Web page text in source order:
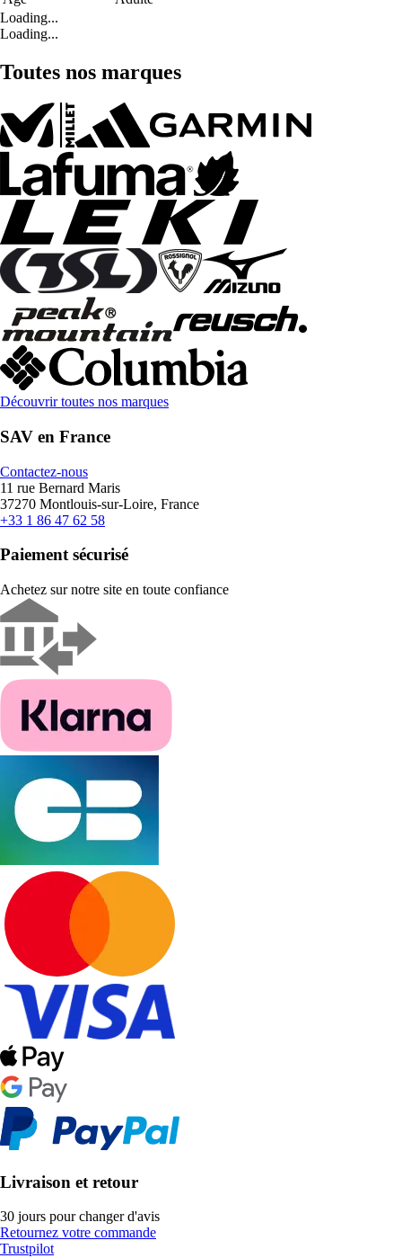
Loading...
Loading...
Toutes nos marques
Découvrir toutes nos marques
SAV en France
Contactez-nous
11 rue Bernard Maris
37270 Montlouis-sur-Loire, France
+33 1 86 47 62 58
Paiement sécurisé
Achetez sur notre site en toute confiance
Livraison et retour
30 jours pour changer d'avis
Retournez votre commande
Trustpilot